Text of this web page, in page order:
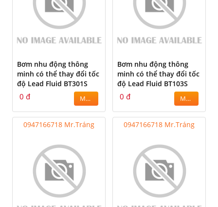
Bơm nhu động thông
minh có thể thay đổi tốc
độ Lead Fluid BT301S
0 đ MUA
Bơm nhu động thông
minh có thể thay đổi tốc
độ Lead Fluid BT103S
0 đ MUA
0947166718 Mr.Tráng 0947166718 Mr.Tráng